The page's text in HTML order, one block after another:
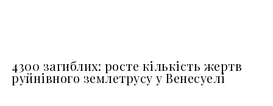
4300 загиблих: росте кількість жертв
руйнівного землетрусу у Венесуелі